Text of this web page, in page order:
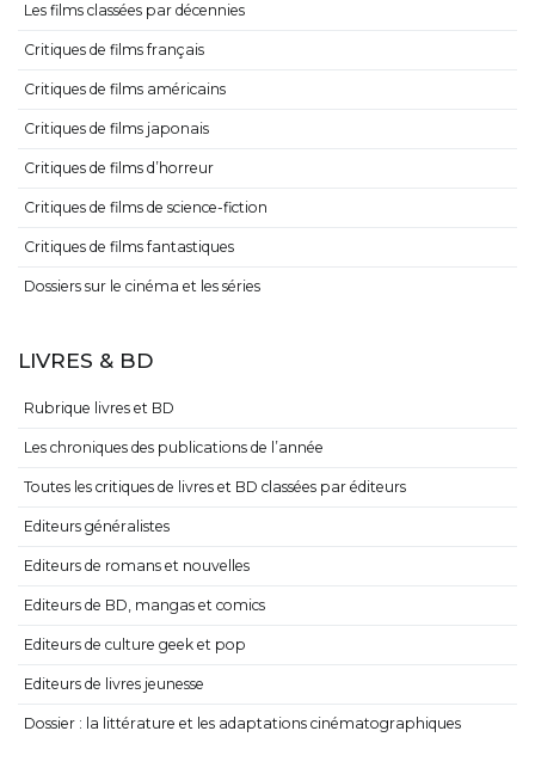
Les films classées par décennies
Critiques de films français
Critiques de films américains
Critiques de films japonais
Critiques de films d’horreur
Critiques de films de science-fiction
Critiques de films fantastiques
Dossiers sur le cinéma et les séries
LIVRES & BD
Rubrique livres et BD
Les chroniques des publications de l’année
Toutes les critiques de livres et BD classées par éditeurs
Editeurs généralistes
Editeurs de romans et nouvelles
Editeurs de BD, mangas et comics
Editeurs de culture geek et pop
Editeurs de livres jeunesse
Dossier : la littérature et les adaptations cinématographiques